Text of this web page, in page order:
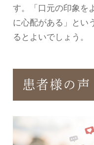
す。「口元の印象を
に心配がある」とい
るとよいでしょう。
患者様の声